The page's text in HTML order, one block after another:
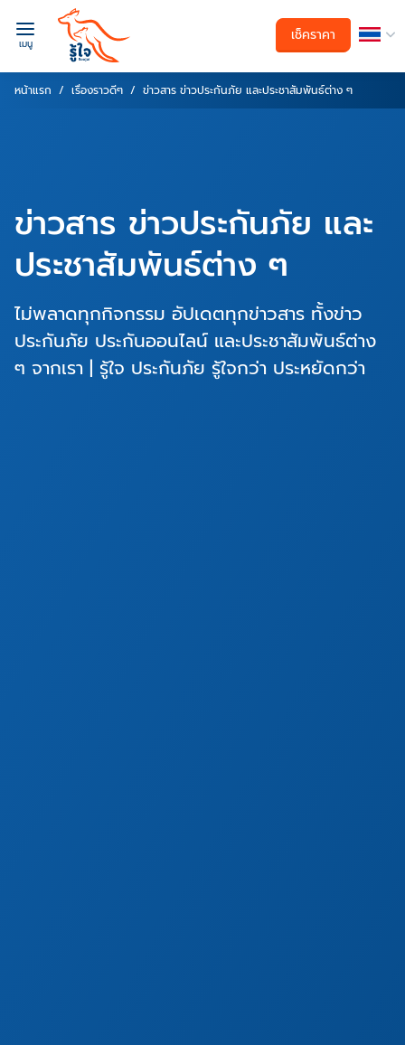
เมนู เช็คราคา
หน้าแรก เรื่องราวดีๆ ข่าวสาร ข่าวประกันภัย และประชาสัมพันธ์ต่าง ๆ
ข่าวสาร ข่าวประกันภัย และ
ประชาสัมพันธ์ต่าง ๆ
ไม่พลาดทุกกิจกรรม อัปเดตทุกข่าวสาร ทั้งข่าว
ประกันภัย ประกันออนไลน์ และประชาสัมพันธ์ต่าง
ๆ จากเรา | รู้ใจ ประกันภัย รู้ใจกว่า ประหยัดกว่า